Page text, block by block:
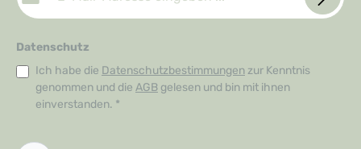
Datenschutz
Ich habe die Datenschutzbestimmungen zur Kenntnis
genommen und die AGB gelesen und bin mit ihnen
einverstanden. *